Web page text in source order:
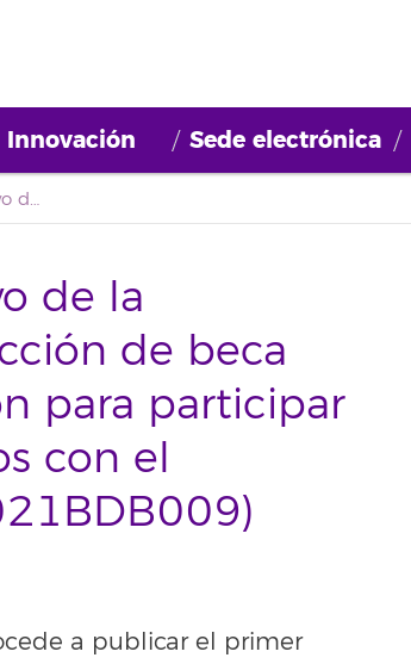
Innovación Sede electrónica
Segundo listado definitivo de la convocatoria para la selección de beca formativa de investigación para participar en proyectos relacionados con el Aprendizaje- Servicio (2021BDB009)
de la
de beca
para participar
con el
a publicar el primer